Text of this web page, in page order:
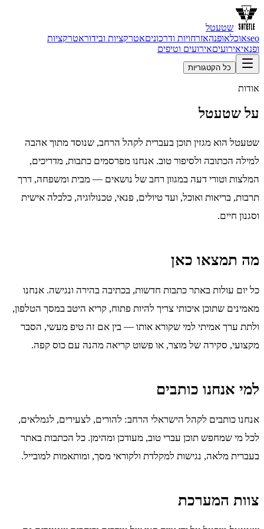
שטעטל
seoאוכלאופנהאזרחויות ודרכוניםאטרקציות ובידוראטרקציות
ופנאיאירועיםאירועים וטיפים
כל הקטגוריות
אודות
על שטעטל
שטעטל הוא מגזין תוכן בעברית לקהל הרחב, שנוסד מתוך אהבה
למילה הכתובה ולסיפור טוב. אנחנו מפרסמים כתבות, מדריכים,
המלצות וטורי דעה במגוון רחב של נושאים — מבית ומשפחה, דרך
תרבות, בריאות ואוכל, ועד טיולים, פנאי, טכנולוגיה, כלכלה אישית
וסגנון חיים.
מה תמצאו כאן
כל יום עולות באתר כתבות חדשות, בכתיבה בהירה ונגישה. אנחנו
מאמינים שתוכן איכותי צריך להיות פתוח, קריא היטב במסך הטלפון,
ולתת ערך אמיתי למי שקורא אותו — בין אם זה טיפ מעשי, הסבר
מקצועי, סקירה של מוצר, או פשוט קריאה מהנה עם כוס קפה.
למי אנחנו כותבים
אנחנו כותבים לקהל הישראלי הרחב: להורים, לצעירים, לגמלאים,
לכל מי שמחפש תוכן עברי טוב, מעודכן ומהימן. כל הכתבות באתר
בעברית מלאה, נגישות למקלדת ולקוראי מסך, ומותאמות למובייל.
צוות המערכת